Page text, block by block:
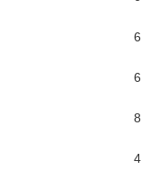
6
6
8
4